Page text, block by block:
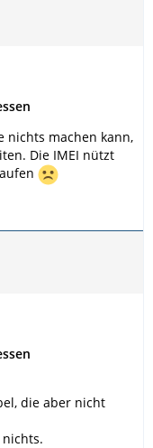
nichts machen kann,
Die IMEI nützt
die aber nicht
nichts.